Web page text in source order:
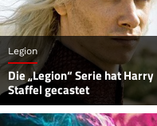
Legion
Die „Legion“ Serie hat
Staffel gecastet